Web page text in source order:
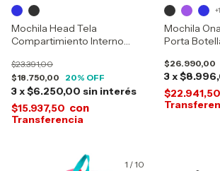
Mochila Head Tela
Compartimiento Interno
$18.750,00
$23.391,00
20% OFF
3x$6.250,00 sin interés
$15.937,50 con
Mochila
Porta
$26.990,00
3x
$22.941,50
+1
1 /10